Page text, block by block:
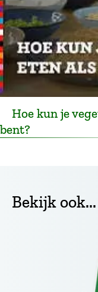
Hoe kun je
bent?
Bekijk ook...